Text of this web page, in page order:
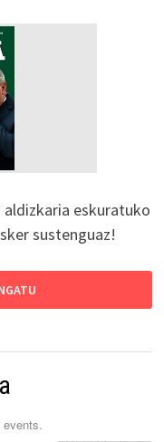
eskuratuko
sustenguaz!
events.